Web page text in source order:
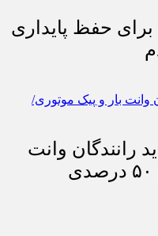
برای حفظ پایداری
رانندگان وانت
بار و پیک موتوری/ کاهش ۵۰ درصدی